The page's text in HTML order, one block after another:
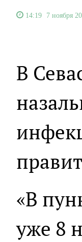
14:19 7 ноября
В
«В
уже 8